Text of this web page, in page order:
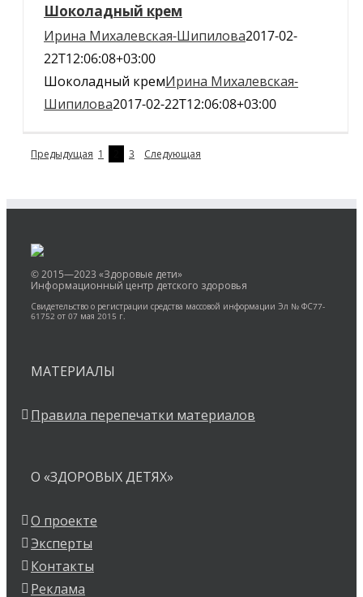
Шоколадный крем
Ирина Михалевская-Шипилова2017-02-
22T12:06:08+03:00
Шоколадный кремИрина Михалевская-
Шипилова2017-02-22T12:06:08+03:00
Предыдущая 1 3 Следующая
© 2015—2023 «Здоровые дети»
Информационный центр детского здоровья
Свидетельство о регистрации средства массовой информации Эл № ФС77-
61752 от 07 мая 2015 г.
МАТЕРИАЛЫ
Правила перепечатки материалов
О «ЗДОРОВЫХ ДЕТЯХ»
О проекте
Эксперты
Контакты
Реклама